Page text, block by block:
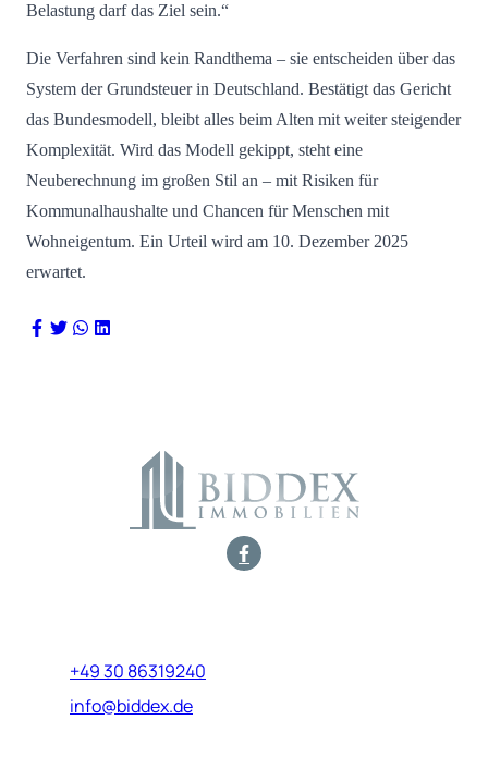
Belastung darf das Ziel sein.“
Die Verfahren sind kein Randthema – sie entscheiden über das
System der Grundsteuer in Deutschland. Bestätigt das Gericht
das Bundesmodell, bleibt alles beim Alten mit weiter steigender
Komplexität. Wird das Modell gekippt, steht eine
Neuberechnung im großen Stil an – mit Risiken für
Kommunalhaushalte und Chancen für Menschen mit
Wohneigentum. Ein Urteil wird am 10. Dezember 2025
erwartet.
+49 30 86319240
info@biddex.de